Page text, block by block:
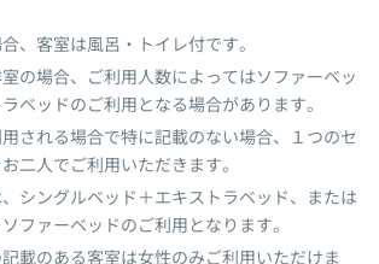
、客室は風呂・トイレ付です。
の場合、ご利用人数によってはソファーベッ
ベッドのご利用となる場合があります。
される場合で特に記載のない場合、１つのセ
二人でご利用いただきます。
シングルベッド＋エキストラベッド、または
ファーベッドのご利用となります。
記載のある客室は女性のみご利用いただけま